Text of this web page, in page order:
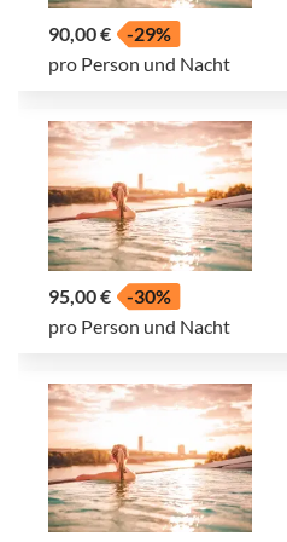
90,00 €
-29%
pro Person und Nacht
95,00 €
-30%
pro Person und Nacht